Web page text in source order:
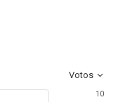
Votos
10